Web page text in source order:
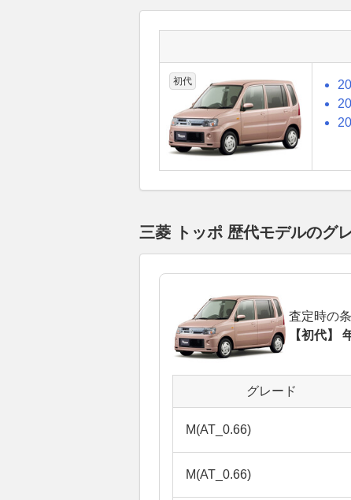
初代
三菱 トッポ 歴代モデルのグ
査定時の
【初代】
グレード
M(AT_0.66)
M(AT_0.66)